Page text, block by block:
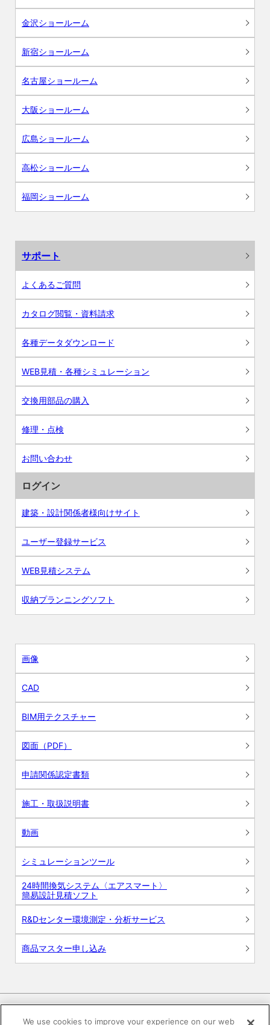
金沢ショールーム
新宿ショールーム
名古屋ショールーム
大阪ショールーム
広島ショールーム
高松ショールーム
福岡ショールーム
サポート
よくあるご質問
カタログ閲覧・資料請求
各種データダウンロード
WEB見積・各種シミュレーション
交換用部品の購入
修理・点検
お問い合わせ
ログイン
建築・設計関係者様向けサイト
ユーザー登録サービス
WEB見積システム
収納プランニングソフト
画像
CAD
BIM用テクスチャー
図面（PDF）
申請関係認定書類
施工・取扱説明書
動画
シミュレーションツール
24時間換気システム〈エアスマート〉
簡易設計見積ソフト
R&Dセンター環境測定・分析サービス
商品マスター申し込み
We use cookies to improve your experience on our web